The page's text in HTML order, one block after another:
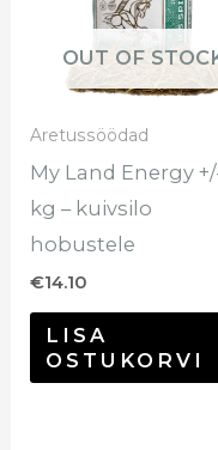
OUT OF
Aretussöödad
My Land Energy
kg – kuivsilo
hobustele
€14.10
LISA
OSTUKORVI